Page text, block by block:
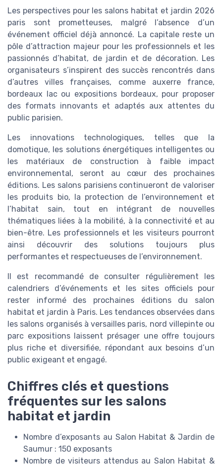
Les perspectives pour les salons habitat et jardin 2026
paris sont prometteuses, malgré l’absence d’un
événement officiel déjà annoncé. La capitale reste un
pôle d’attraction majeur pour les professionnels et les
passionnés d’habitat, de jardin et de décoration. Les
organisateurs s’inspirent des succès rencontrés dans
d’autres villes françaises, comme auxerre france,
bordeaux lac ou expositions bordeaux, pour proposer
des formats innovants et adaptés aux attentes du
public parisien.
Les innovations technologiques, telles que la
domotique, les solutions énergétiques intelligentes ou
les matériaux de construction à faible impact
environnemental, seront au cœur des prochaines
éditions. Les salons parisiens continueront de valoriser
les produits bio, la protection de l’environnement et
l’habitat sain, tout en intégrant de nouvelles
thématiques liées à la mobilité, à la connectivité et au
bien-être. Les professionnels et les visiteurs pourront
ainsi découvrir des solutions toujours plus
performantes et respectueuses de l’environnement.
Il est recommandé de consulter régulièrement les
calendriers d’événements et les sites officiels pour
rester informé des prochaines éditions du salon
habitat et jardin à Paris. Les tendances observées dans
les salons organisés à versailles paris, nord villepinte ou
parc expositions laissent présager une offre toujours
plus riche et diversifiée, répondant aux besoins d’un
public exigeant et engagé.
Chiffres clés et questions
fréquentes sur les salons
habitat et jardin
Nombre d’exposants au Salon Habitat & Jardin de
Saumur : 150 exposants
Nombre de visiteurs attendus au Salon Habitat &